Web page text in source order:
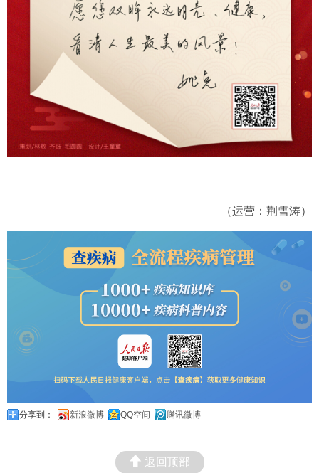
（运营：荆雪涛）
分享到： 新浪微博 QQ空间 腾讯微博
返回顶部